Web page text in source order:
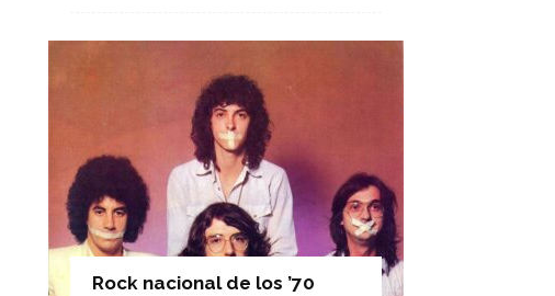
Rock nacional de los ’70